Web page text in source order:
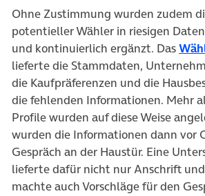
Ohne Zustimmung wurden zudem
potentieller Wähler in riesigen
und kontinuierlich ergänzt. Das
lieferte die Stammdaten,
die Kaufpräferenzen und die
die fehlenden Informationen. Mehr
Profile wurden auf diese Weise
wurden die Informationen dann vor
Gespräch an der Haustür. Eine
lieferte dafür nicht nur Anschrift
machte auch Vorschläge für den